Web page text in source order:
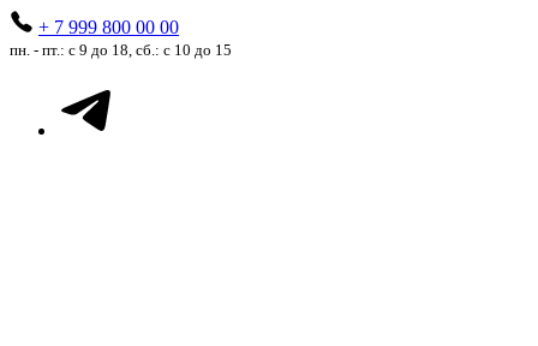
+ 7 999 800 00 00
пн. - пт.: с 9 до 18, сб.: с 10 до 15